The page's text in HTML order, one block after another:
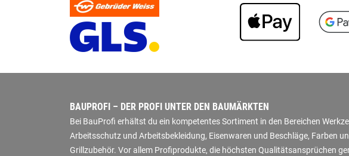
BAUPROFI – DER PROFI UNTER DEN BAUMÄRKTEN
Bei BauProfi erhältst du ein kompetentes Sortiment in den Bereichen
Arbeitsschutz und Arbeitsbekleidung, Eisenwaren und Beschläge, Farben
Grillzubehör. Vor allem Profiprodukte, die höchsten Qualitätsansprüchen